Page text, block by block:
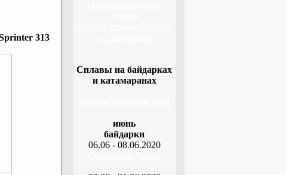
313
Сплавы на байдарках
и катамаранах
июнь
байдарки
06.06 - 08.06.2020